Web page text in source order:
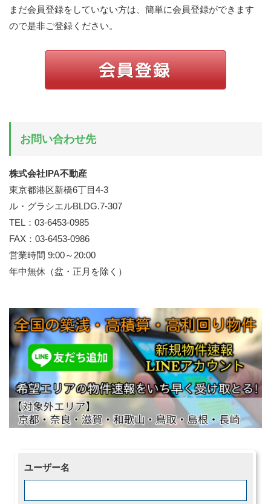
まだ会員登録をしていない方は、簡単に会員登録ができます
ので是非ご登録ください。
お問い合わせ先
株式会社IPA不動産
東京都港区新橋6丁目4-3
ル・グラシエルBLDG.7-307
TEL：03-6453-0985
FAX：03-6453-0986
営業時間 9:00～20:00
年中無休（盆・正月を除く）
ユーザー名